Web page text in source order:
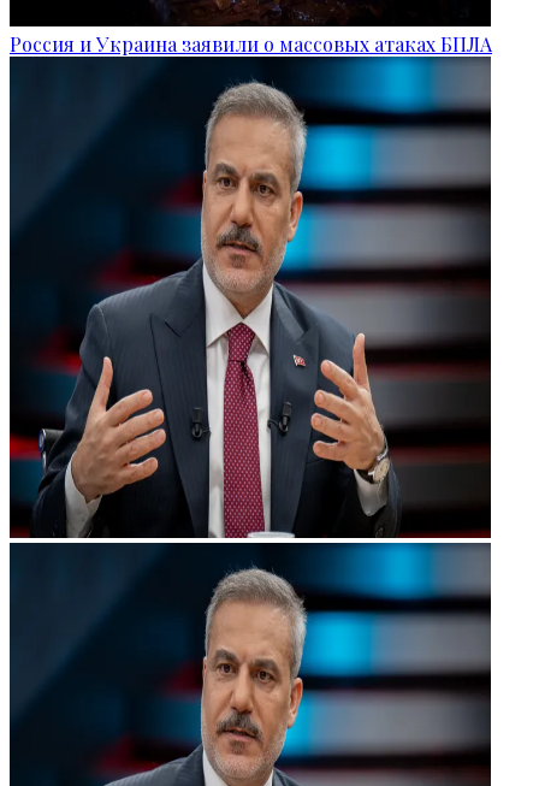
Россия и Украина заявили о массовых атаках БПЛА